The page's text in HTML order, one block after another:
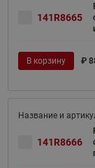
141R8665
В корзину ₽
141R8666